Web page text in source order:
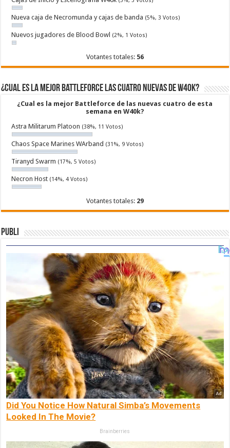
Nueva caja de Necromunda y cajas de banda (5%, 3 Votos)
Nuevos jugadores de Blood Bowl (2%, 1 Votos)
Votantes totales: 56
¿Cual es la mejor Battleforce las cuatro nuevas de W40k?
¿Cual es la mejor Battleforce de las nuevas cuatro de esta
semana en W40k?
Astra Militarum Platoon (38%, 11 Votos)
Chaos Space Marines WArband (31%, 9 Votos)
Tiranyd Swarm (17%, 5 Votos)
Necron Host (14%, 4 Votos)
Votantes totales: 29
Publi
Did You Notice How Natural Simba’s Movements
Looked In The Movie?
Brainberries